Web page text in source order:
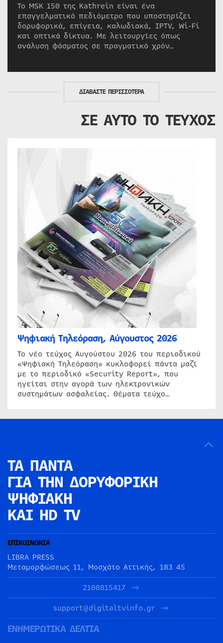
Το MSK 150 της Kathrein είναι ένα
επαγγελματικό πεδιόμετρο που υποστηρίζει
δορυφορικά, επίγεια, καλωδιακά, IPTV, Wi-Fi
και οπτικά δίκτυα. Με λειτουργίες όπως
ανάλυση φάσματος σε πραγματικό χρόν…
ΔΙΑΒΑΣΤΕ ΠΕΡΙΣΣΟΤΕΡΑ
ΣΕ ΑΥΤΟ ΤΟ ΤΕΥΧΟΣ
Ψηφιακή Τηλεόραση, Αύγουστος 2026
Το νέο τεύχος Αυγούστου 2026 του περιοδικού
«Ψηφιακή Τηλεόραση» κυκλοφορεί πάντα μαζί
με το περιοδικό «Security Report», που
ηγείται στην αγορά των ηλεκτρονικών
συστημάτων ασφαλείας. Θέματα τεύχο…
ΤΑ ΠΑΝΤΑ
ΓΙΑ ΤΗΝ ΔΟΡΥΦΟΡΙΚΗ
ΨΗΦΙΑΚΗ
ΚΑΙ HD TV
ΕΠΙΚΟΙΝΩΝΙΑ
LIBRA PRESS
Μεταμορφώσεως 11, Μοσχάτο Αττικής, 183 45
2108815417
support@digitaltvinfo.gr
ΕΝΗΜΕΡΩΤΙΚΑ ΔΕΛΤΙΑ